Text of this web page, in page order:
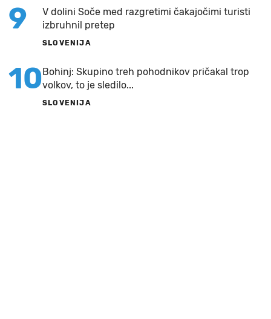
9
V dolini Soče med razgretimi čakajočimi turisti
izbruhnil pretep
SLOVENIJA
10Bohinj: Skupino treh pohodnikov pričakal trop
volkov, to je sledilo...
SLOVENIJA